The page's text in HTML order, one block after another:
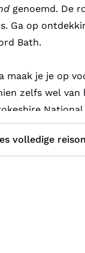
genoemd. De
Ga op
Bath.
maak je je op
zelfs wel
bij Cardigan
geluk zie je
volledige